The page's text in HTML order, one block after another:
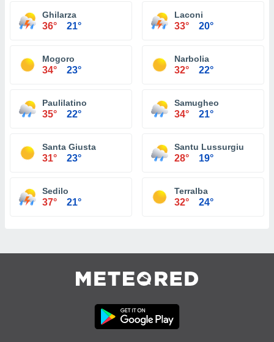
Ghilarza
36° 21°
Laconi
33° 20°
Mogoro
34° 23°
Narbolia
32° 22°
Paulilatino
35° 22°
Samugheo
34° 21°
Santa Giusta
31° 23°
Santu Lussurgiu
28° 19°
Sedilo
37° 21°
Terralba
32° 24°